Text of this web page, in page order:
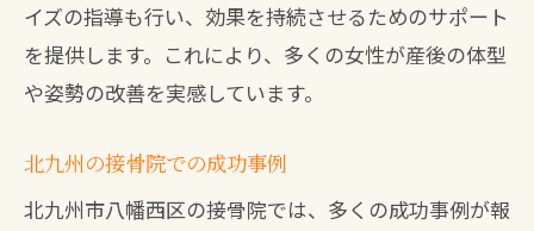
イズの指導も行い、効果を持続させるためのサポート
を提供します。これにより、多くの女性が産後の体型
や姿勢の改善を実感しています。
北九州の接骨院での成功事例
北九州市八幡西区の接骨院では、多くの成功事例が報